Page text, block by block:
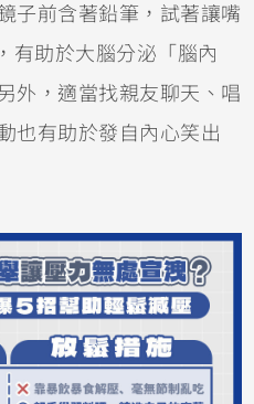
子前含著鉛筆，試著讓嘴
有助於大腦分泌「腦內
外，適當找親友聊天、唱
也有助於發自內心笑出